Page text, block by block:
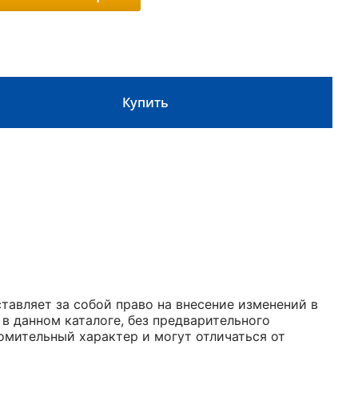
Купить
за собой право на внесение изменений в
данном каталоге, без предварительного
характер и могут отличаться от